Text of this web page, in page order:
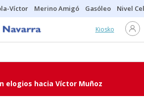
Víctor Merino Amigó Gasóleo Nivel
Kiosko
elogios hacia Víctor Muñoz